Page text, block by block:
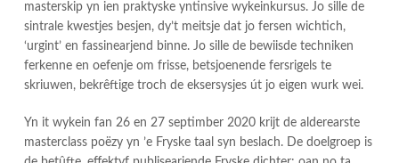
masterskip yn ien praktyske yntinsive wykeinkursus. Jo sille de
sintrale kwestjes besjen, dy’t meitsje dat jo fersen wichtich,
‘urgint’ en fassinearjend binne. Jo sille de bewiisde techniken
ferkenne en oefenje om frisse, betsjoenende fersrigels te
skriuwen, bekrêftige troch de eksersysjes út jo eigen wurk wei.
Yn it wykein fan 26 en 27 septimber 2020 krijt de alderearste
masterclass poëzy yn ’e Fryske taal syn beslach. De doelgroep is